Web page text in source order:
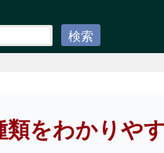
検索
類をわかりや